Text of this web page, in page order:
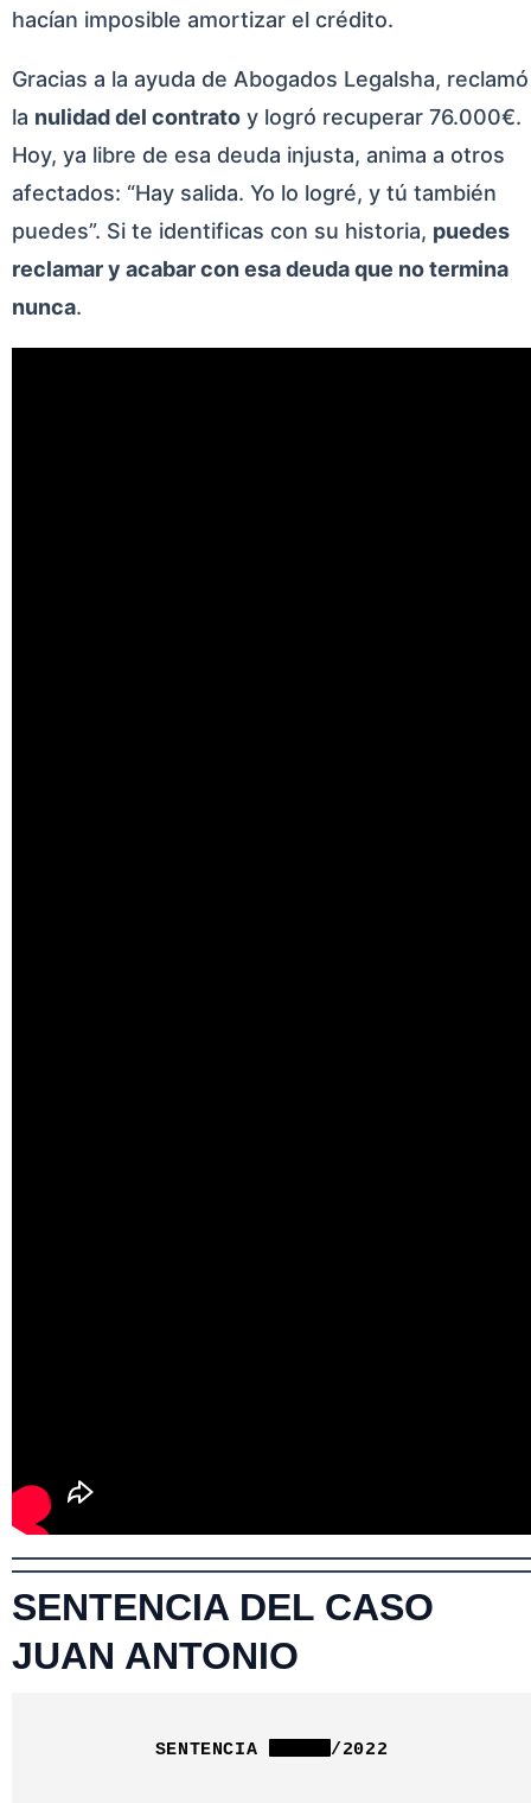
hacían imposible amortizar el crédito.
Gracias a la ayuda de Abogados Legalsha, reclamó
la nulidad del contrato y logró recuperar 76.000€.
Hoy, ya libre de esa deuda injusta, anima a otros
afectados: “Hay salida. Yo lo logré, y tú también
puedes”. Si te identificas con su historia, puedes
reclamar y acabar con esa deuda que no termina
nunca.
SENTENCIA DEL CASO
JUAN ANTONIO
SENTENCIA /2022